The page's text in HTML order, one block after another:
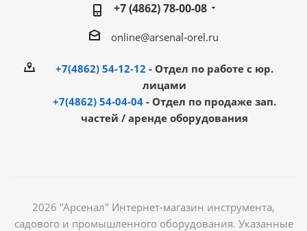
+7 (4862) 78-00-08
online@arsenal-orel.ru
+7(4862) 54-12-12 - Отдел по работе с юр.
лицами
+7(4862) 54-04-04 - Отдел по продаже зап.
частей / аренде оборудования
2026 "Арсенал" Интернет-магазин инструмента,
садового и промышленного оборудования. Указанные